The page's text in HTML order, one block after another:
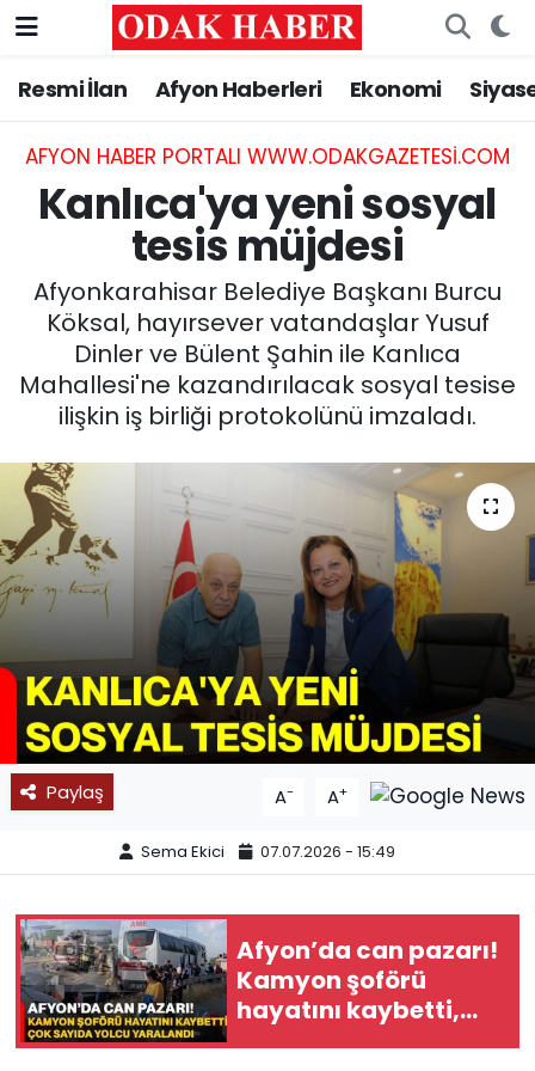
Resmi İlan Afyon Haberleri Ekonomi
AFYON HABER PORTALI WWW.ODAKGAZETESI.COM
Kanlıca'ya yeni sosyal
tesis müjdesi
Afyonkarahisar Belediye Başkanı Burcu
Köksal, hayırsever vatandaşlar Yusuf
Dinler ve Bülent Şahin ile Kanlıca
Mahallesi'ne kazandırılacak sosyal tesise
ilişkin iş birliği protokolünü imzaladı.
Paylaş A- A+
Sema Ekici 07.07.2026 - 15:49
Afyon’da can pazarı!
Kamyon şoförü
hayatını kaybetti,
çok sayıda yolcu
AFYONKARAHİSAR HABERLERİ
Resmi İlan
ASAYİŞ
SİYASET
EĞİTİM
MAGAZİN
SAĞLIK
SPOR
11:11 MANŞET
Nöbetçi Eczaneler
Hava Durumu
Trafik Durumu
Süper Lig Puan Durumu ve Fikstür
Tüm Manşetler
Son Dakika Haberleri
Haber Arşivi